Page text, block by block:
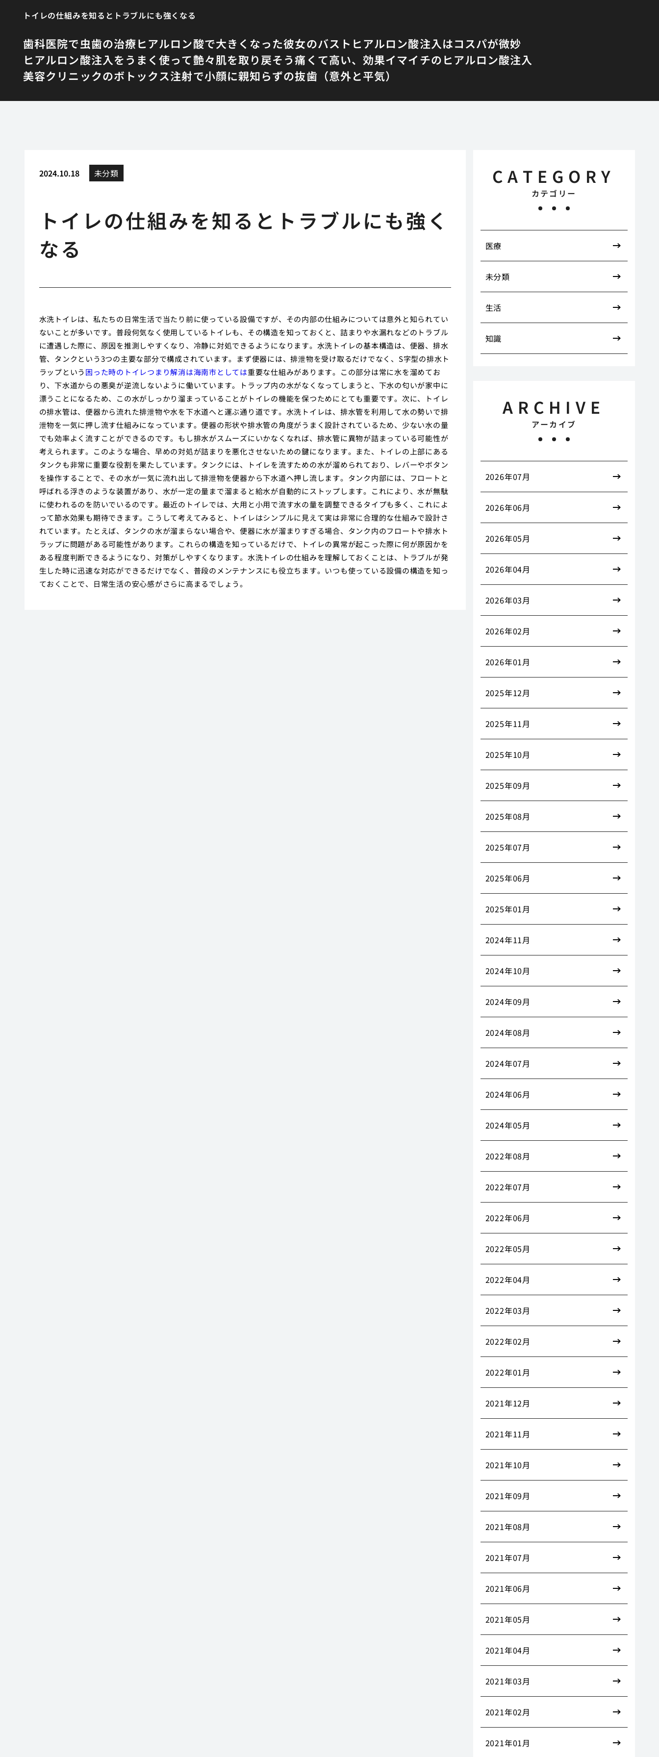
トイレの仕組みを知るとトラブルにも強くなる
歯科医院で虫歯の治療ヒアルロン酸で大きくなった彼女のバスト ヒアルロン酸注入はコスパが微妙
ヒアルロン酸注入をうまく使って艶々肌を取り戻そう痛くて高い、効果イマイチのヒアルロン酸注入
美容クリニックのボトックス注射で小顔に親知らずの抜歯（意外と平気）
2024.10.18 未分類
トイレの仕組みを知るとトラブルにも強く
なる
水洗トイレは、私たちの日常生活で当たり前に使っている設備ですが、その内部の仕組みについては意外と知られてい
ないことが多いです。普段何気なく使用しているトイレも、その構造を知っておくと、詰まりや水漏れなどのトラブル
に遭遇した際に、原因を推測しやすくなり、冷静に対処できるようになります。水洗トイレの基本構造は、便器、排水
管、タンクという3つの主要な部分で構成されています。まず便器には、排泄物を受け取るだけでなく、S字型の排水ト
ラップという 困った時のトイレつまり解消は海南市としては重要な仕組みがあります。この部分は常に水を溜めてお
り、下水道からの悪臭が逆流しないように働いています。トラップ内の水がなくなってしまうと、下水の匂いが家中に
漂うことになるため、この水がしっかり溜まっていることがトイレの機能を保つためにとても重要です。次に、トイレ
の排水管は、便器から流れた排泄物や水を下水道へと運ぶ通り道です。水洗トイレは、排水管を利用して水の勢いで排
泄物を一気に押し流す仕組みになっています。便器の形状や排水管の角度がうまく設計されているため、少ない水の量
でも効率よく流すことができるのです。もし排水がスムーズにいかなくなれば、排水管に異物が詰まっている可能性が
考えられます。このような場合、早めの対処が詰まりを悪化させないための鍵になります。また、トイレの上部にある
タンクも非常に重要な役割を果たしています。タンクには、トイレを流すための水が溜められており、レバーやボタン
を操作することで、その水が一気に流れ出して排泄物を便器から下水道へ押し流します。タンク内部には、フロートと
呼ばれる浮きのような装置があり、水が一定の量まで溜まると給水が自動的にストップします。これにより、水が無駄
に使われるのを防いでいるのです。最近のトイレでは、大用と小用で流す水の量を調整できるタイプも多く、これによ
って節水効果も期待できます。こうして考えてみると、トイレはシンプルに見えて実は非常に合理的な仕組みで設計さ
れています。たとえば、タンクの水が溜まらない場合や、便器に水が溜まりすぎる場合、タンク内のフロートや排水ト
ラップに問題がある可能性があります。これらの構造を知っているだけで、トイレの異常が起こった際に何が原因かを
ある程度判断できるようになり、対策がしやすくなります。水洗トイレの仕組みを理解しておくことは、トラブルが発
生した時に迅速な対応ができるだけでなく、普段のメンテナンスにも役立ちます。いつも使っている設備の構造を知っ
ておくことで、日常生活の安心感がさらに高まるでしょう。
CATEGORY
カテゴリー
医療
未分類
生活
知識
ARCHIVE
アーカイブ
2026年07月
2026年06月
2026年05月
2026年04月
2026年03月
2026年02月
2026年01月
2025年12月
2025年11月
2025年10月
2025年09月
2025年08月
2025年07月
2025年06月
2025年01月
2024年11月
2024年10月
2024年09月
2024年08月
2024年07月
2024年06月
2024年05月
2022年08月
2022年07月
2022年06月
2022年05月
2022年04月
2022年03月
2022年02月
2022年01月
2021年12月
2021年11月
2021年10月
2021年09月
2021年08月
2021年07月
2021年06月
2021年05月
2021年04月
2021年03月
2021年02月
2021年01月